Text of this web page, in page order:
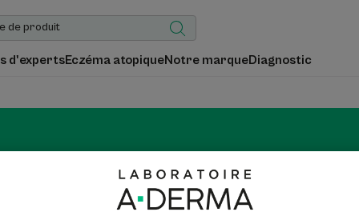
d'expertsEczéma atopiqueNotre marqueDiagnostic
DU VISAGE ANTI-